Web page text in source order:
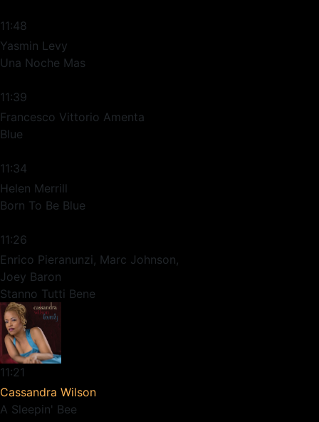
11:48
Yasmin Levy
Una Noche Mas
11:39
Francesco Vittorio Amenta
Blue
11:34
Helen Merrill
Born To Be Blue
11:26
Enrico Pieranunzi, Marc Johnson,
Joey Baron
Stanno Tutti Bene
11:21
Cassandra Wilson
A Sleepin' Bee